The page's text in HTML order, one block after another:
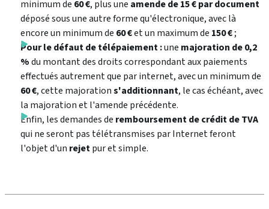
minimum de 60 €, plus une amende de 15 € par document
déposé sous une autre forme qu'électronique, avec là
encore un minimum de 60 €et un maximum de 150 €;
Pour le défaut de télépaiement :une majoration de 0,2
%du montant des droits correspondant aux paiements
effectués autrement que par internet, avec un minimum de
60 €, cette majorations'additionnant, le cas échéant, avec
la majoration et l'amende précédente.
Enfin, les demandes de remboursement de crédit de TVA
qui ne seront pas télétransmises par Internet feront
l'objet d'un rejetpur et simple.